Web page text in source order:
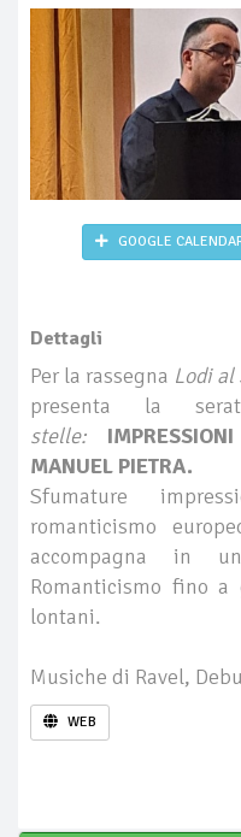
GOOGLE
Dettagli
Per la rassegna Lodi al
presenta la
stelle:
MANUEL PIETRA.
Sfumature
romanticismo
accompagna in
Romanticismo fino a
lontani.
Musiche di Ravel,
WEB